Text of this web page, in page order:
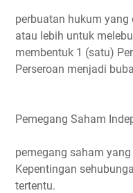
perbuatan hukum yang
atau lebih untuk
membentuk 1 (satu)
Perseroan menjadi
Pemegang Saham
pemegang saham
Kepentingan
tertentu.